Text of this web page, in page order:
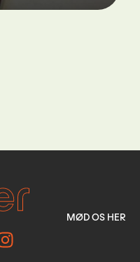
MØD OS HER